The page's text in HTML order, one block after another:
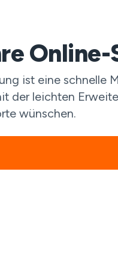
ist eine schnelle
der leichten
wünschen.